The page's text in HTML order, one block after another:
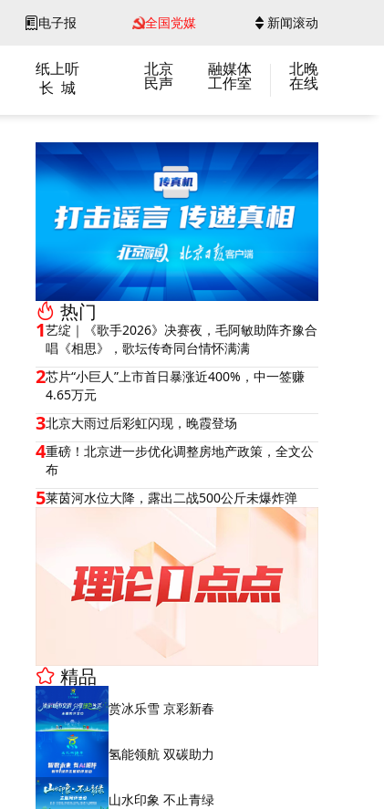
电子报 全国党媒 新闻滚动
纸上听
长 城
北京
民声
融媒体
工作室
北晚
在线
热门
1艺绽｜《歌手2026》决赛夜，毛阿敏助阵齐豫合
唱《相思》，歌坛传奇同台情怀满满
2芯片“小巨人”上市首日暴涨近400%，中一签赚
4.65万元
3北京大雨过后彩虹闪现，晚霞登场
4重磅！北京进一步优化调整房地产政策，全文公
布
5莱茵河水位大降，露出二战500公斤未爆炸弹
精品
赏冰乐雪 京彩新春
氢能领航 双碳助力
山水印象 不止青绿